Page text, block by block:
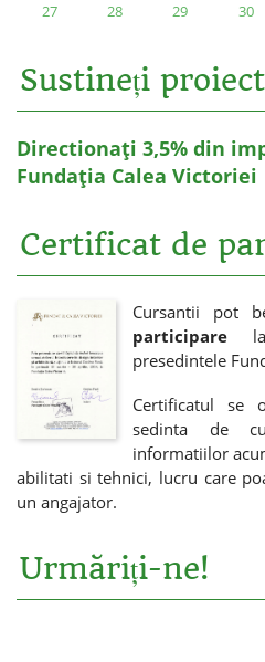
27
28 29 30
Sustineți
Directionați 3,5% din
Fundația Calea Victoriei
Certificat de
Cursantii pot
participare la
presedintele
Certificatul se
sedinta de
informatiilor
abilitati si tehnici, lucru care
un angajator.
Urmăriți-ne!